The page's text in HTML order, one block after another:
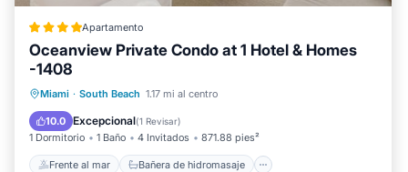
Apartamento
Oceanview Private Condo at 1 Hotel & Homes
-1408
Miami · South Beach 1.17 mi al centro
10.0 Excepcional(1 Revisar)
1 Dormitorio 1 Baño 4 Invitados 871.88 pies²
Frente al mar Bañera de hidromasaje
Frente al mar
Bañera de hidromasaje
Desayuno
Aparcamiento